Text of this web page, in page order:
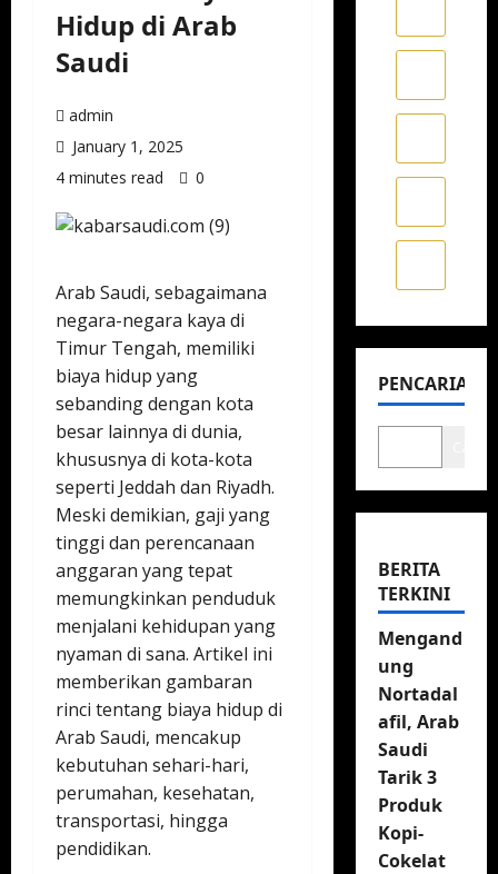
Hidup di Arab
Saudi
admin
January 1, 2025
4 minutes read
0
Arab Saudi, sebagaimana
negara-negara kaya di
Timur Tengah, memiliki
biaya hidup yang
sebanding dengan kota
besar lainnya di dunia,
khususnya di kota-kota
seperti Jeddah dan Riyadh.
Meski demikian, gaji yang
tinggi dan perencanaan
anggaran yang tepat
memungkinkan penduduk
menjalani kehidupan yang
nyaman di sana. Artikel ini
memberikan gambaran
rinci tentang biaya hidup di
Arab Saudi, mencakup
kebutuhan sehari-hari,
perumahan, kesehatan,
transportasi, hingga
pendidikan.
PENCARIAN
BERITA
TERKINI
Mengand
ung
Nortadal
afil, Arab
Saudi
Tarik 3
Produk
Kopi-
Cokelat